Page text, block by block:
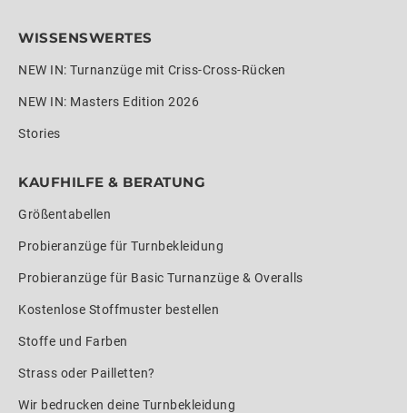
WISSENSWERTES
NEW IN: Turnanzüge mit Criss-Cross-Rücken
NEW IN: Masters Edition 2026
Stories
KAUFHILFE & BERATUNG
Größentabellen
Probieranzüge für Turnbekleidung
Probieranzüge für Basic Turnanzüge & Overalls
Kostenlose Stoffmuster bestellen
Stoffe und Farben
Strass oder Pailletten?
Wir bedrucken deine Turnbekleidung